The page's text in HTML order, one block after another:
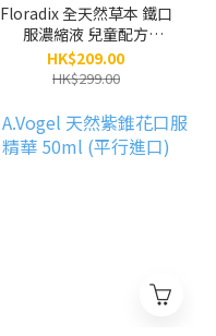
Floradix 全天然草本 鐵口
服濃縮液 兒童配方
250ml(平行進口)
HK$209.00
HK$299.00